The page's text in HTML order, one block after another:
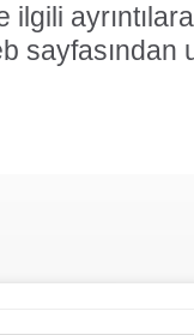
ilgili
sayfasından